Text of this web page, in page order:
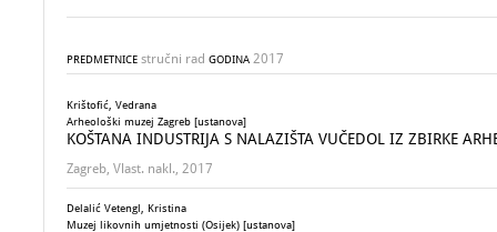
PREDMETNICE stručni rad GODINA 2017
Krištofić, Vedrana
Arheološki muzej Zagreb [ustanova]
KOŠTANA INDUSTRIJA S NALAZIŠTA VUČEDOL IZ ZBIRKE
Zagreb, Vlast. nakl., 2017
Delalić Vetengl, Kristina
Muzej likovnih umjetnosti (Osijek) [ustanova]